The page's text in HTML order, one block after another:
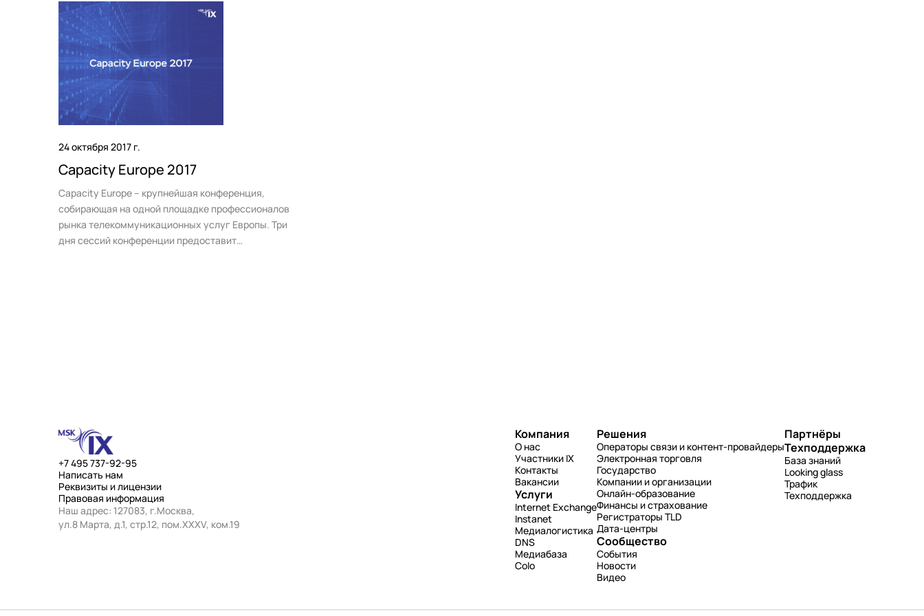
Сообщество
События
Новости
Видео
24 октября 2017 г.
Capacity Europe 2017
Capacity Europe – крупнейшая конференция,
собирающая на одной площадке профессионалов
рынка телекоммуникационных услуг Европы. Три
дня сессий конференции предоставит
+7 495 737-92-95
Написать нам
Реквизиты и лицензии
Правовая информация
Наш адрес: 127083, г.Москва,
ул.8 Марта, д.1, стр.12, пом.ХХХV, ком.19
Компания
О нас
Участники IX
Контакты
Вакансии
Услуги
Internet Exchange
Instanet
Медиалогистика
DNS
Медиабаза
Colo
Решения
Операторы связи и контент-провайдеры
Электронная торговля
Государство
Компании и организации
Онлайн-образование
Финансы и страхование
Регистраторы TLD
Дата-центры
Сообщество
События
Новости
Видео
Партнёры
Техподдержка
База знаний
Looking glass
Трафик
Техподдержка